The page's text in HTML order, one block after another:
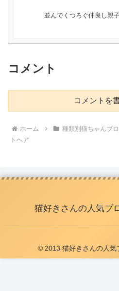
並んでくつろぐ仲良し親
コメント
コメントを
ホーム 種類別猫ちゃんブ
トヘア
猫好きさんの人気ブ
© 2013 猫好きさんの人気